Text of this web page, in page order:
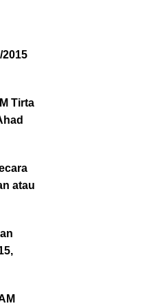
Tirta
atau